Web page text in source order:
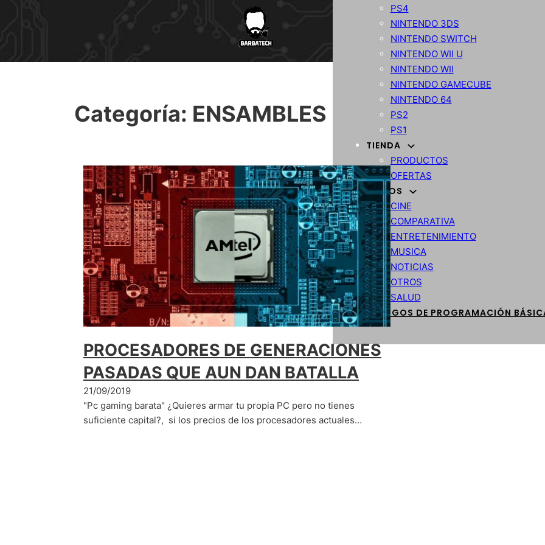
PS4
NINTENDO 3DS
NINTENDO SWITCH
NINTENDO WII U
NINTENDO WII
NINTENDO GAMECUBE
NINTENDO 64
PS2
PS1
TIENDA
PRODUCTOS
OFERTAS
VARIOS
CINE
COMPARATIVA
ENTRETENIMIENTO
MUSICA
NOTICIAS
OTROS
SALUD
CÓDIGOS DE PROGRAMACIÓN
Categoría: ENSAMBLES
PROCESADORES DE GENERACIONES
PASADAS QUE AUN DAN BATALLA
21/09/2019
"Pc gaming barata" ¿Quieres armar tu propia PC pero no tienes
suficiente capital?, si los precios de los procesadores actuales…